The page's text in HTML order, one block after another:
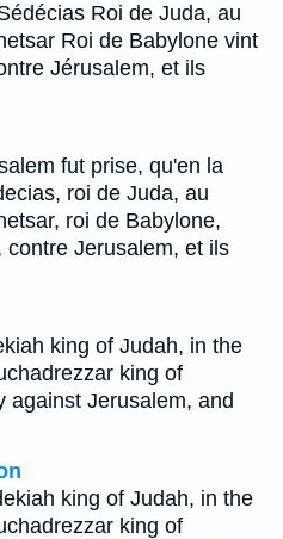
Roi de Juda, au
Roi de Babylone vint
Jérusalem, et ils
fut prise, qu'en la
roi de Juda, au
roi de Babylone,
Jerusalem, et ils
king of Judah, in the
king of
against Jerusalem, and
king of Judah, in the
king of